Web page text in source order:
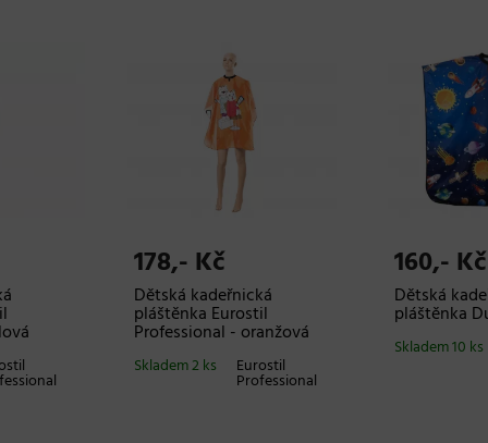
178,- Kč
Dětská kadeřnická
pláštěnka Eurostil
Professional - oranžová
Eurostil
Professional
Skladem 2 ks
160,- Kč
Dětská
pláštěnka
Skladem 10 ks